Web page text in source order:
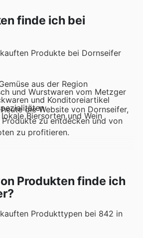
finde ich bei
Produkte bei Dornseifer
aus der Region
und Wurstwaren vom Metzger
und Konditoreiartikel
Biersorten und Wein
die Website von Dornseifer,
zu entdecken und von
zu profitieren.
Produkten finde ich
Produkttypen bei 842 in